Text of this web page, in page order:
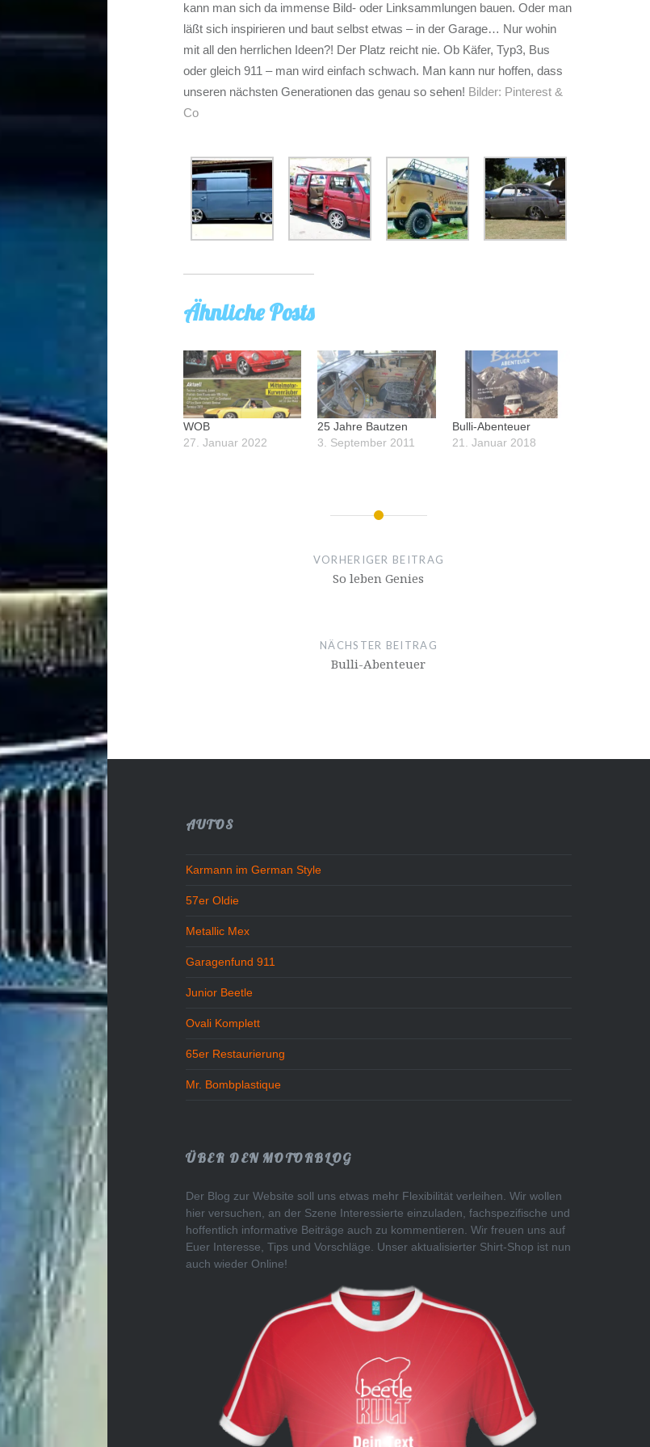
kann man sich da immense Bild- oder Linksammlungen bauen. Oder man
läßt sich inspirieren und baut selbst etwas – in der Garage… Nur wohin
mit all den herrlichen Ideen?! Der Platz reicht nie. Ob Käfer, Typ3, Bus
oder gleich 911 – man wird einfach schwach. Man kann nur hoffen, dass
unseren nächsten Generationen das genau so sehen! Bilder: Pinterest &
Co
Ähnliche Posts
WOB
27. Januar 2022
25 Jahre Bautzen
3. September 2011
Bulli-Abenteuer
21. Januar 2018
VORHERIGER BEITRAG
So leben Genies
NÄCHSTER BEITRAG
Bulli-Abenteuer
AUTOS
Karmann im German Style
57er Oldie
Metallic Mex
Garagenfund 911
Junior Beetle
Ovali Komplett
65er Restaurierung
Mr. Bombplastique
ÜBER DEN MOTORBLOG
Der Blog zur Website soll uns etwas mehr Flexibilität verleihen. Wir wollen
hier versuchen, an der Szene Interessierte einzuladen, fachspezifische und
hoffentlich informative Beiträge auch zu kommentieren. Wir freuen uns auf
Euer Interesse, Tips und Vorschläge. Unser aktualisierter Shirt-Shop ist nun
auch wieder Online!